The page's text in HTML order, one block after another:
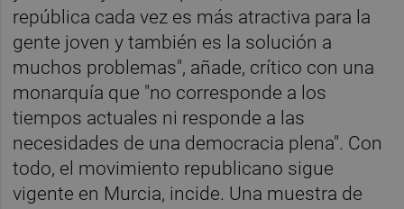
república cada vez es más atractiva para la
gente joven y también es la solución a
muchos problemas", añade, crítico con una
monarquía que "no corresponde a los
tiempos actuales ni responde a las
necesidades de una democracia plena". Con
todo, el movimiento republicano sigue
vigente en Murcia, incide. Una muestra de